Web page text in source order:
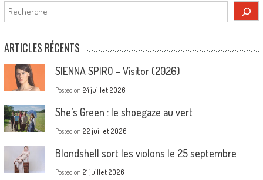
Rechercher
ARTICLES RÉCENTS
SIENNA SPIRO – Visitor (2026)
Posted on 24 juillet 2026
She’s Green : le shoegaze au vert
Posted on 22 juillet 2026
Blondshell sort les violons le 25 septembre
Posted on 21 juillet 2026